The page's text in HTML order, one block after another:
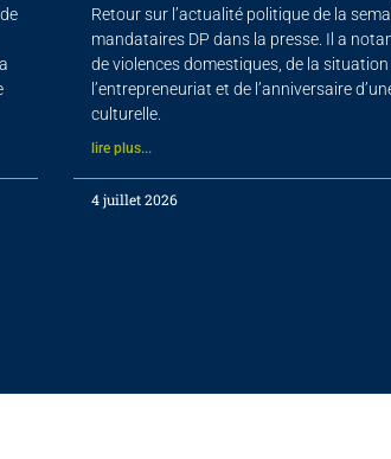
Retour sur l’actualité politique de la
mandataires DP dans la presse. Il a
de violences domestiques, de la situation
l’entrepreneuriat et de l’anniversaire
culturelle.
lire plus...
4 juillet 2026